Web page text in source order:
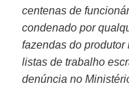
centenas de
condenado por
fazendas do
listas de trabalho
denúncia no